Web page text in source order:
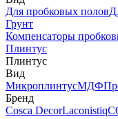
Для пробковых полов
Грунт
Компенсаторы
Плинтус
Плинтус
Вид
МикроплинтусМДФ
Бренд
Cosca DecorLaconistiq